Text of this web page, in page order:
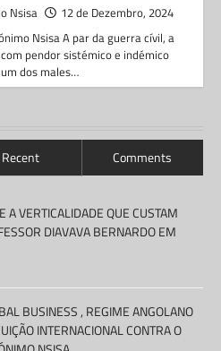
Nsisa 12 de Dezembro, 2024
Nsisa A par da guerra cívil, a
pendor sistémico e indémico
dos males…
Recent Comments
A VERTICALIDADE QUE CUSTAM
DIAVAVA BERNARDO EM
BUSINESS , REGIME ANGOLANO
INTERNACIONAL CONTRA O